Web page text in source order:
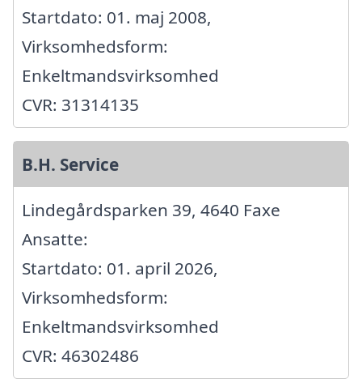
Startdato: 01. maj 2008,
Virksomhedsform:
Enkeltmandsvirksomhed
CVR: 31314135
B.H. Service
Lindegårdsparken 39, 4640 Faxe
Ansatte:
Startdato: 01. april 2026,
Virksomhedsform:
Enkeltmandsvirksomhed
CVR: 46302486